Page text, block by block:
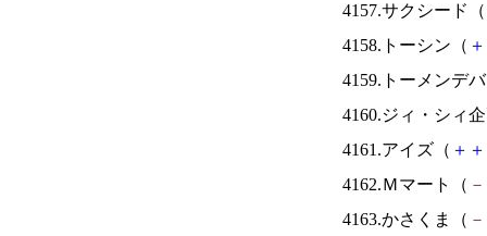
4157.サクシード（
4158.トーシン（ ＋
4159.トーメンデ
4160.ジィ・シィ
4161.アイズ（ ＋ ＋
4162.Ｍマート（ －
4163.かさくま（ －